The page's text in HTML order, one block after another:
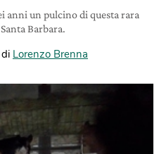
anni un pulcino di questa rara
Barbara.
di Lorenzo Brenna